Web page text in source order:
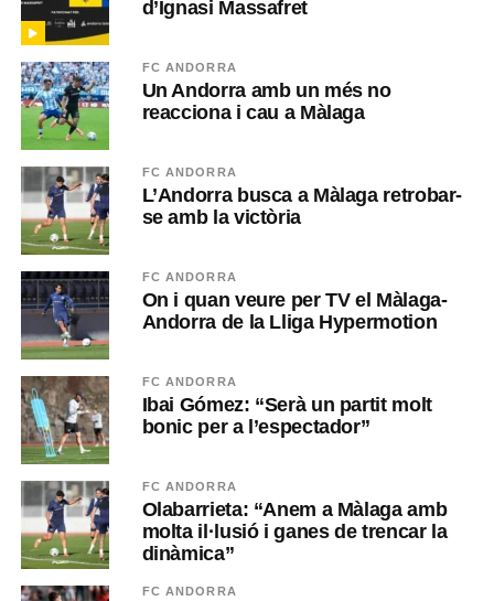
d’Ignasi Massafret
FC ANDORRA
Un Andorra amb un més no
reacciona i cau a Màlaga
FC ANDORRA
L’Andorra busca a Màlaga retrobar-
se amb la victòria
FC ANDORRA
On i quan veure per TV el Màlaga-
Andorra de la Lliga Hypermotion
FC ANDORRA
Ibai Gómez: “Serà un partit molt
bonic per a l’espectador”
FC ANDORRA
Olabarrieta: “Anem a Màlaga amb
molta il·lusió i ganes de trencar la
dinàmica”
FC ANDORRA